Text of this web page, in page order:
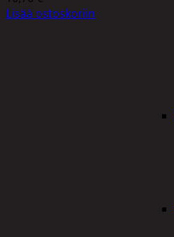
Lisää ostoskoriin